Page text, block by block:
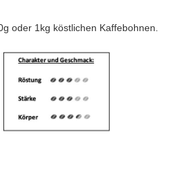
oder 1kg köstlichen Kaffebohnen.